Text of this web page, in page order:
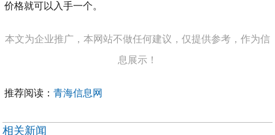
价格就可以入手一个。
本文为企业推广，本网站不做任何建议，仅提供参考，作为信
息展示！
推荐阅读：青海信息网
相关新闻